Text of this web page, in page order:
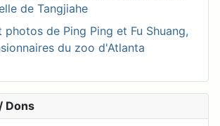
de Tangjiahe
photos de Ping Ping et Fu Shuang,
du zoo d'Atlanta
Dons